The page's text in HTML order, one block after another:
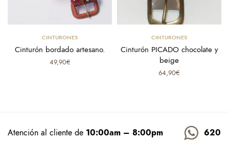
Seleccionar opciones
CINTURONES
Cinturón bordado artesano.
49,90€
Seleccionar opciones
CINTURONES
Cinturón PICADO chocolate y
beige
64,90€
Atención al cliente de 10:00am – 8:00pm
620